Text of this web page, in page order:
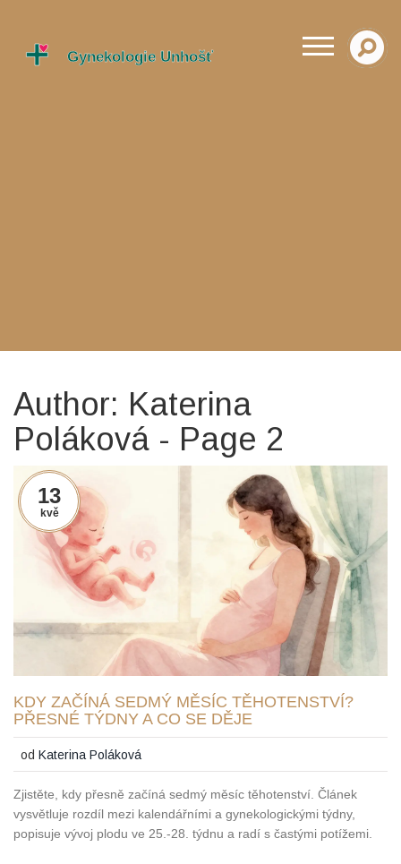
Author: Katerina
Poláková - Page 2
13
kvě
KDY ZAČÍNÁ SEDMÝ MĚSÍC TĚHOTENSTVÍ?
PŘESNÉ TÝDNY A CO SE DĚJE
odKaterina Poláková
Zjistěte, kdy přesně začíná sedmý měsíc těhotenství. Článek
vysvětluje rozdíl mezi kalendářními a gynekologickými týdny,
popisuje vývoj plodu ve 25.-28. týdnu a radí s častými potížemi.